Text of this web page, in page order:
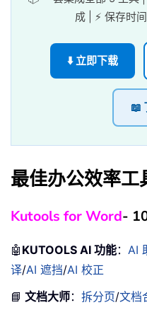
成 | ⚡ 保存时
⬇️ 立即下载
📖
最佳办公效率工
Kutools for Word-
🤖 KUTOOLS AI 功能： AI
译/AI 遮挡/AI 校正
📘 文档大师： 拆分页/文档